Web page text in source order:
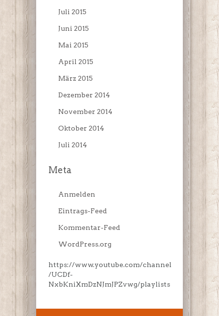
Juli 2015
Juni 2015
Mai 2015
April 2015
März 2015
Dezember 2014
November 2014
Oktober 2014
Juli 2014
Meta
Anmelden
Eintrags-Feed
Kommentar-Feed
WordPress.org
https://www.youtube.com/channel
/UCDf-
NxbKniXmDzNJmJPZvwg/playlists